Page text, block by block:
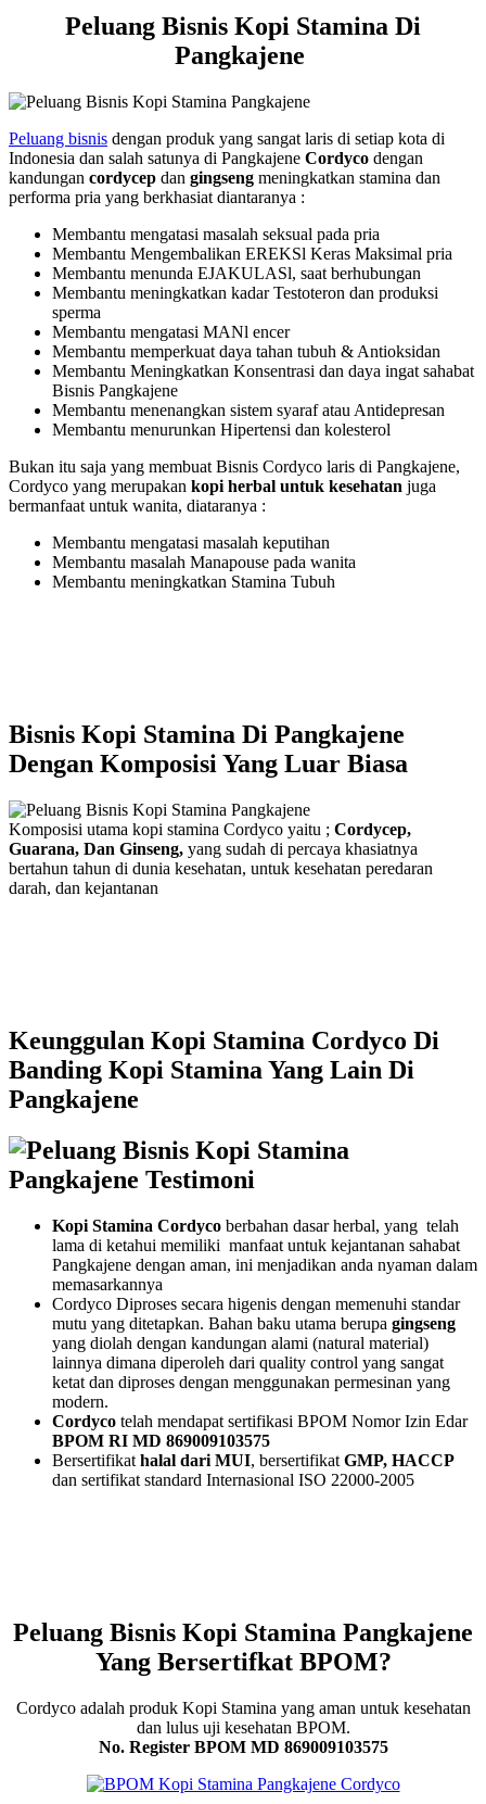
Peluang Bisnis Kopi Stamina Di
Pangkajene
Peluang bisnis dengan produk yang sangat laris di setiap kota di
Indonesia dan salah satunya di Pangkajene Cordyco dengan
kandungan cordycep dan gingseng meningkatkan stamina dan
performa pria yang berkhasiat diantaranya :
Membantu mengatasi masalah seksual pada pria
Membantu Mengembalikan EREKSl Keras Maksimal pria
Membantu menunda EJAKULASl, saat berhubungan
Membantu meningkatkan kadar Testoteron dan produksi
sperma
Membantu mengatasi MANl encer
Membantu memperkuat daya tahan tubuh & Antioksidan
Membantu Meningkatkan Konsentrasi dan daya ingat sahabat
Bisnis Pangkajene
Membantu menenangkan sistem syaraf atau Antidepresan
Membantu menurunkan Hipertensi dan kolesterol
Bukan itu saja yang membuat Bisnis Cordyco laris di Pangkajene,
Cordyco yang merupakan kopi herbal untuk kesehatan juga
bermanfaat untuk wanita, diataranya :
Membantu mengatasi masalah keputihan
Membantu masalah Manapouse pada wanita
Membantu meningkatkan Stamina Tubuh
Bisnis Kopi Stamina Di Pangkajene
Dengan Komposisi Yang Luar Biasa
Komposisi utama kopi stamina Cordyco yaitu ; Cordycep,
Guarana, Dan Ginseng, yang sudah di percaya khasiatnya
bertahun tahun di dunia kesehatan, untuk kesehatan peredaran
darah, dan kejantanan
Keunggulan Kopi Stamina Cordyco Di
Banding Kopi Stamina Yang Lain Di
Pangkajene
Kopi Stamina Cordyco berbahan dasar herbal, yang telah
lama di ketahui memiliki manfaat untuk kejantanan sahabat
Pangkajene dengan aman, ini menjadikan anda nyaman dalam
memasarkannya
Cordyco Diproses secara higenis dengan memenuhi standar
mutu yang ditetapkan. Bahan baku utama berupa gingseng
yang diolah dengan kandungan alami (natural material)
lainnya dimana diperoleh dari quality control yang sangat
ketat dan diproses dengan menggunakan permesinan yang
modern.
Cordyco telah mendapat sertifikasi BPOM Nomor Izin Edar
BPOM RI MD 869009103575
Bersertifikat halal dari MUI, bersertifikat GMP, HACCP
dan sertifikat standard Internasional ISO 22000-2005
Peluang Bisnis Kopi Stamina Pangkajene
Yang Bersertifkat BPOM?
Cordyco adalah produk Kopi Stamina yang aman untuk kesehatan
dan lulus uji kesehatan BPOM.
No. Register BPOM MD 869009103575